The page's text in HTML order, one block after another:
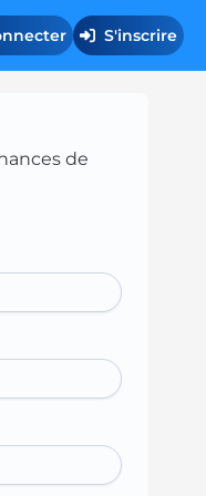
S'inscrire
de